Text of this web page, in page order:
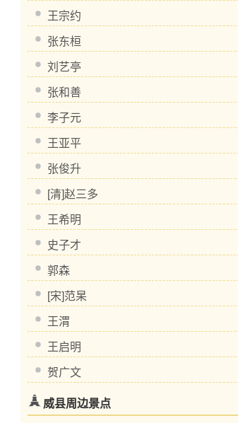
王宗约
张东桓
刘艺亭
张和善
李子元
王亚平
张俊升
[清]赵三多
王希明
史子才
郭森
[宋]范杲
王渭
王启明
贺广文
威县周边景点